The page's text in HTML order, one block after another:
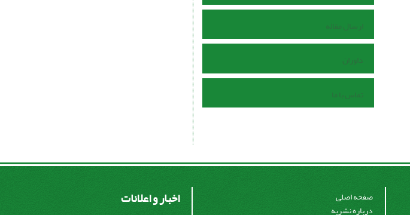
ارسال مقاله
داوران
تماس با ما
صفحه اصلی
درباره نشریه
اخبار و اعلانات